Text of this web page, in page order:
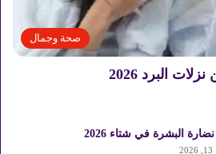
صحة وجمال
البرد 2026
البشرة في شتاء 2026